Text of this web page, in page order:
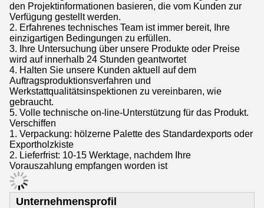
den Projektinformationen basieren, die vom Kunden zur
Verfügung gestellt werden.
2. Erfahrenes technisches Team ist immer bereit, Ihre
einzigartigen Bedingungen zu erfüllen.
3. Ihre Untersuchung über unsere Produkte oder Preise
wird auf innerhalb 24 Stunden geantwortet
4. Halten Sie unsere Kunden aktuell auf dem
Auftragsproduktionsverfahren und
Werkstattqualitätsinspektionen zu vereinbaren, wie
gebraucht.
5. Volle technische on-line-Unterstützung für das Produkt.
Verschiffen
1. Verpackung: hölzerne Palette des Standardexports oder
Exportholzkiste
2. Lieferfrist: 10-15 Werktage, nachdem Ihre
Vorauszahlung empfangen worden ist
Unternehmensprofil